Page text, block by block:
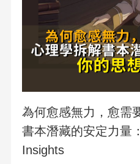
為何愈感無力，愈需
書本潛藏的安定力量
Insights